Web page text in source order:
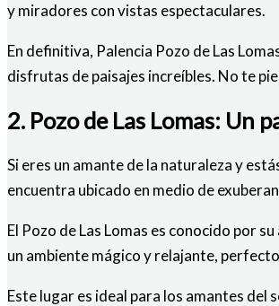
y miradores con vistas espectaculares.
En definitiva, Palencia Pozo de Las
disfrutas de paisajes increíbles. No te
2. Pozo de Las Lomas: Un
Si eres un amante de la naturaleza y
encuentra ubicado en medio de
El Pozo de Las Lomas es conocido por
un ambiente mágico y relajante,
Este lugar es ideal para los amantes